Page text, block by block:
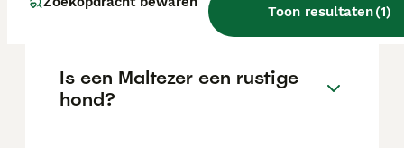
Toon resultaten(1)
locatie.
Is een Maltezer een rustige
hond?